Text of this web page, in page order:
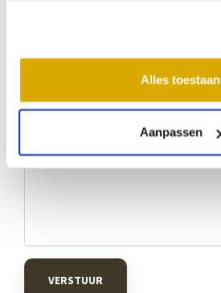
Alles toestaan
Aanpassen
VERSTUUR